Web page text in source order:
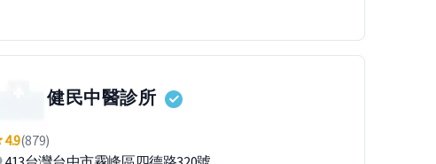
健民中醫診所
4.9(879)